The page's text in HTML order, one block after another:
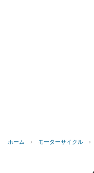
ホーム › モーターサイクル ›